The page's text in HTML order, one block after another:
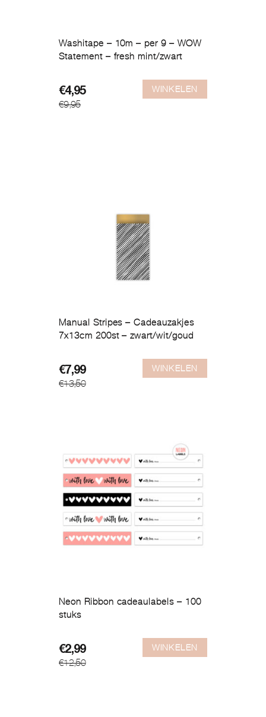
Washitape – 10m – per 9 – WOW
Statement – fresh mint/zwart
€9,95
Oorspronkelijke
prijs
€4,95
Huidige
prijs
WINKELEN
Manual Stripes – Cadeauzakjes
7x13cm 200st – zwart/wit/goud
€13,50
Oorspronkelijke
prijs
€7,99
Huidige
prijs
WINKELEN
Neon Ribbon cadeaulabels – 100
stuks
€12,50
Oorspronkelijke
prijs
€2,99
Huidige
prijs
WINKELEN